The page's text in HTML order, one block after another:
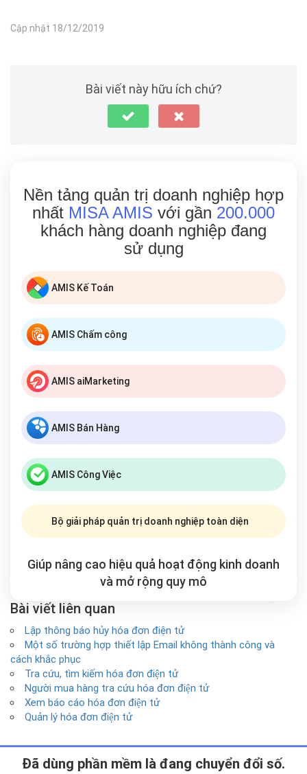
Cập nhật 18/12/2019
Bài viết này hữu ích chứ?
Nền tảng quản trị doanh nghiệp hợp
nhất MISA AMIS với gần 200.000
khách hàng doanh nghiệp đang
sử dụng
AMIS Kế Toán
AMIS Chấm công
AMIS aiMarketing
AMIS Bán Hàng
AMIS Công Việc
Bộ giải pháp quản trị doanh nghiệp toàn diện
Giúp nâng cao hiệu quả hoạt động kinh doanh
và mở rộng quy mô
Bài viết liên quan
Lập thông báo hủy hóa đơn điện tử
Một số trường hợp thiết lập Email không thành công và
cách khắc phục
Tra cứu, tìm kiếm hóa đơn điện tử
Người mua hàng tra cứu hóa đơn điện tử
Xem báo cáo hóa đơn điện tử
Quản lý hóa đơn điện tử
Ðã dùng phần mềm là đang chuyển đổi số.